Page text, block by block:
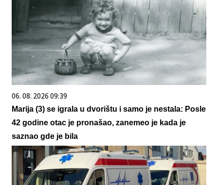
06. 08. 2026 09:39
Marija (3) se igrala u dvorištu i samo je nestala: Posle
42 godine otac je pronašao, zanemeo je kada je
saznao gde je bila